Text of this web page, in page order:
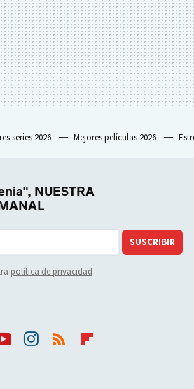
series 2026 Mejores películas 2026
NUESTRA
SUSCRIBIR
política de privacidad